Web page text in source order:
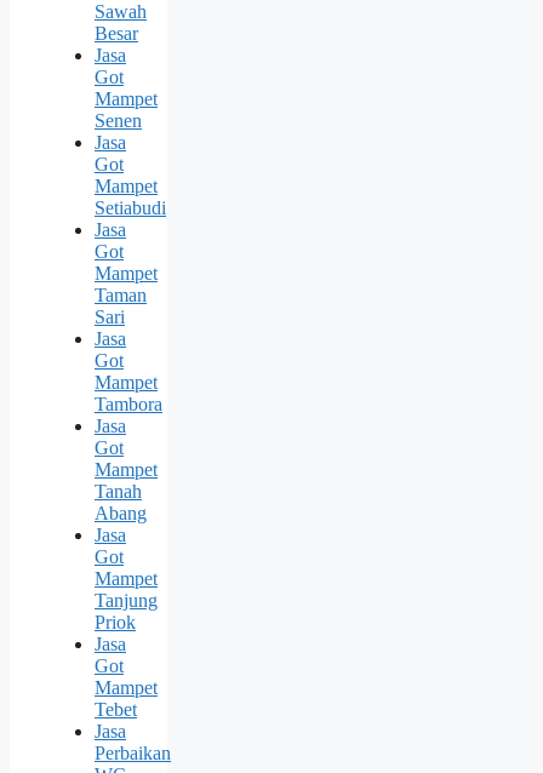
Sawah
Besar
Jasa
Got
Mampet
Senen
Jasa
Got
Mampet
Setiabudi
Jasa
Got
Mampet
Taman
Sari
Jasa
Got
Mampet
Tambora
Jasa
Got
Mampet
Tanah
Abang
Jasa
Got
Mampet
Tanjung
Priok
Jasa
Got
Mampet
Tebet
Jasa
Perbaikan